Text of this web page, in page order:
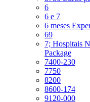
6
6 e 7
6 meses
69
7; Hospitais
Package
7400-230
7750
8200
8600-174
9120-000